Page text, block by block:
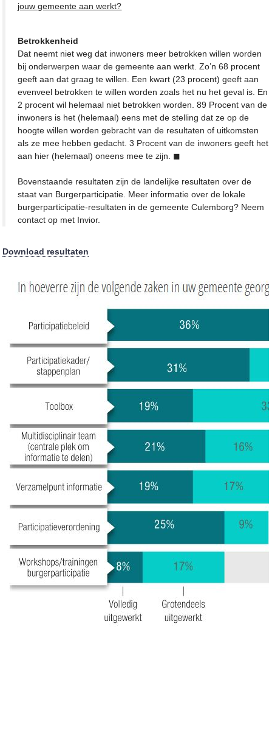
jouw gemeente aan werkt?
Betrokkenheid
Dat neemt niet weg dat inwoners meer betrokken willen worden
bij onderwerpen waar de gemeente aan werkt. Zo’n 68 procent
geeft aan dat graag te willen. Een kwart (23 procent) geeft aan
evenveel betrokken te willen worden zoals het nu het geval is. En
2 procent wil helemaal niet betrokken worden. 89 Procent van de
inwoners is het (helemaal) eens met de stelling dat ze op de
hoogte willen worden gebracht van de resultaten of uitkomsten
als ze mee hebben gedacht. 3 Procent van de inwoners geeft het
aan hier (helemaal) oneens mee te zijn. ◼
Bovenstaande resultaten zijn de landelijke resultaten over de
staat van Burgerparticipatie. Meer informatie over de lokale
burgerparticipatie-resultaten in de gemeente Culemborg? Neem
contact op met Invior.
Download resultaten